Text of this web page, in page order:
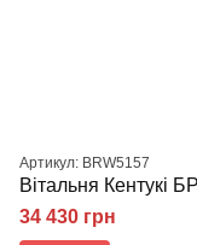
Артикул: BRW5157
Вітальня Кентукі
34 430 грн